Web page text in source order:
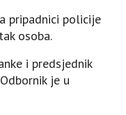
pripadnici policije
osoba.
i predsjednik
je u